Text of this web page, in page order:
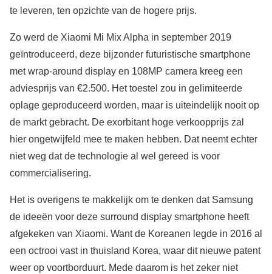
te leveren, ten opzichte van de hogere prijs.
Zo werd de Xiaomi Mi Mix Alpha in september 2019
geïntroduceerd, deze bijzonder futuristische smartphone
met wrap-around display en 108MP camera kreeg een
adviesprijs van €2.500. Het toestel zou in gelimiteerde
oplage geproduceerd worden, maar is uiteindelijk nooit op
de markt gebracht. De exorbitant hoge verkoopprijs zal
hier ongetwijfeld mee te maken hebben. Dat neemt echter
niet weg dat de technologie al wel gereed is voor
commercialisering.
Het is overigens te makkelijk om te denken dat Samsung
de ideeën voor deze surround display smartphone heeft
afgekeken van Xiaomi. Want de Koreanen legde in 2016 al
een octrooi vast in thuisland Korea, waar dit nieuwe patent
weer op voortborduurt. Mede daarom is het zeker niet